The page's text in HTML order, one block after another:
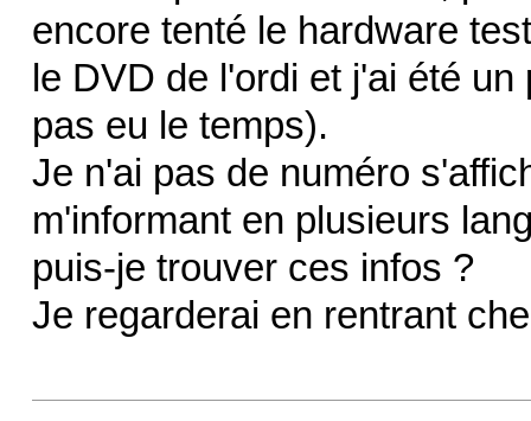
encore tenté le hardware
le DVD de l'ordi et j'ai été
pas eu le temps).
Je n'ai pas de numéro
m'informant en plusieurs
puis-je trouver ces infos ?
Je regarderai en rentrant